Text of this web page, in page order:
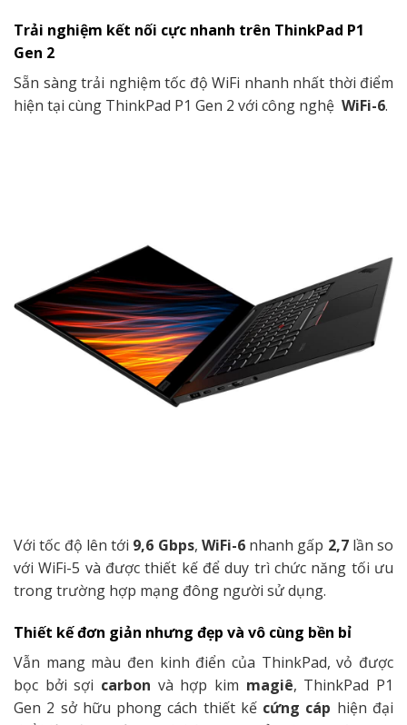
Trải nghiệm kết nối cực nhanh trên ThinkPad P1
Gen 2
Sẵn sàng trải nghiệm tốc độ WiFi nhanh nhất thời điểm
hiện tại cùng ThinkPad P1 Gen 2 với công nghệ WiFi-6.
Với tốc độ lên tới 9,6 Gbps, WiFi-6nhanh gấp 2,7lần so
với WiFi-5 và được thiết kế để duy trì chức năng tối ưu
trong trường hợp mạng đông người sử dụng.
Thiết kế đơn giản nhưng đẹp và vô cùng bền bỉ
Vẫn mang màu đen kinh điển của ThinkPad, vỏ được
bọc bởi sợi carbon và hợp kim magiê, ThinkPad P1
Gen 2 sở hữu phong cách thiết kế cứng cáp hiện đại